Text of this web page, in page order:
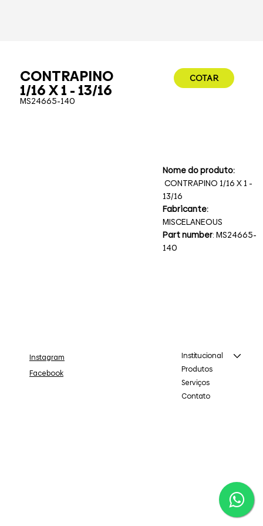
CONTRAPINO
1/16 X 1 - 13/16
MS24665-140
COTAR
Nome do produto:
CONTRAPINO 1/16 X 1 -
13/16
Fabricante:
MISCELANEOUS
Part number: MS24665-
140
Institucional
Produtos
Serviços
Contato
Instagram
Facebook